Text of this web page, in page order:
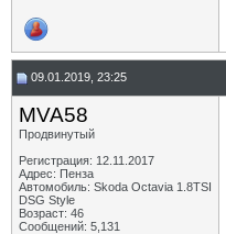
09.01.2019, 23:25
MVA58
Продвинутый
Регистрация: 12.11.2017
Адрес: Пенза
Автомобиль: Skoda Octavia 1.8TSI
DSG Style
Возраст: 46
Сообщений: 5,131